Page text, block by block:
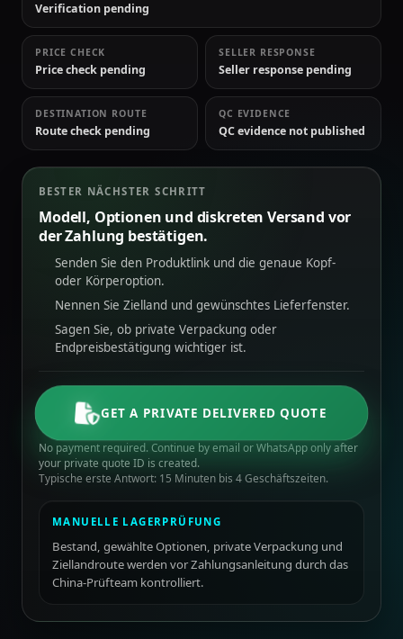
Verification pending
PRICE CHECK
Price check pending
SELLER RESPONSE
Seller response pending
DESTINATION ROUTE
Route check pending
QC EVIDENCE
QC evidence not published
BESTER NÄCHSTER SCHRITT
Modell, Optionen und diskreten Versand vor
der Zahlung bestätigen.
Senden Sie den Produktlink und die genaue Kopf-
oder Körperoption.
Nennen Sie Zielland und gewünschtes Lieferfenster.
Sagen Sie, ob private Verpackung oder
Endpreisbestätigung wichtiger ist.
GET A PRIVATE DELIVERED QUOTE
No payment required. Continue by email or WhatsApp only after
your private quote ID is created.
Typische erste Antwort: 15 Minuten bis 4 Geschäftszeiten.
MANUELLE LAGERPRÜFUNG
Bestand, gewählte Optionen, private Verpackung und
Ziellandroute werden vor Zahlungsanleitung durch das
China-Prüfteam kontrolliert.